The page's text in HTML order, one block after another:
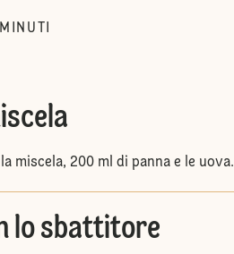
MINUTI
miscela, 200 ml di panna e le uova.
lo sbattitore